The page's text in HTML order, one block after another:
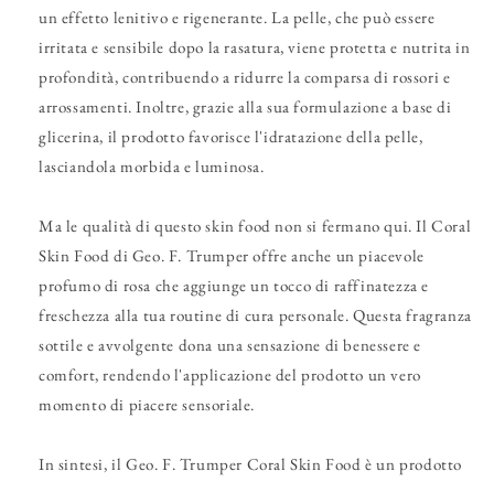
un effetto lenitivo e rigenerante. La pelle, che può essere
irritata e sensibile dopo la rasatura, viene protetta e nutrita in
profondità, contribuendo a ridurre la comparsa di rossori e
arrossamenti. Inoltre, grazie alla sua formulazione a base di
glicerina, il prodotto favorisce l'idratazione della pelle,
lasciandola morbida e luminosa.
Ma le qualità di questo skin food non si fermano qui. Il Coral
Skin Food di Geo. F. Trumper offre anche un piacevole
profumo di rosa che aggiunge un tocco di raffinatezza e
freschezza alla tua routine di cura personale. Questa fragranza
sottile e avvolgente dona una sensazione di benessere e
comfort, rendendo l'applicazione del prodotto un vero
momento di piacere sensoriale.
In sintesi, il Geo. F. Trumper Coral Skin Food è un prodotto